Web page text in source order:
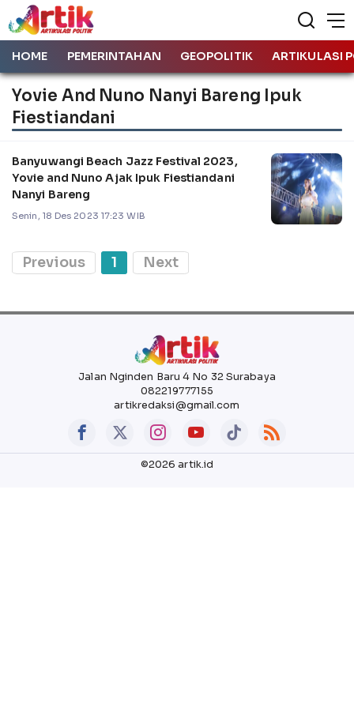
HOME PEMERINTAHAN GEOPOLITIK ARTIKULASI
Yovie And Nuno Nanyi Bareng Ipuk
Fiestiandani
Banyuwangi Beach Jazz Festival 2023,
Yovie and Nuno Ajak Ipuk Fiestiandani
Nanyi Bareng
Senin, 18 Des 2023 17:23 WIB
Previous 1 Next
Jalan Nginden Baru 4 No 32 Surabaya
082219777155
artikredaksi@gmail.com
©2026 artik.id